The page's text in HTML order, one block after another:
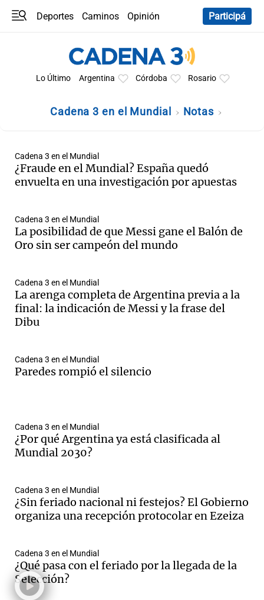
Deportes Caminos
Opinión
Participá
Lo Último Argentina Córdoba Rosario
Cadena 3 en el Mundial Notas
Cadena 3 en el Mundial
¿Fraude en el Mundial? España quedó
envuelta en una investigación por apuestas
Cadena 3 en el Mundial
La posibilidad de que Messi gane el Balón de
Oro sin ser campeón del mundo
Cadena 3 en el Mundial
La arenga completa de Argentina previa a la
final: la indicación de Messi y la frase del
Dibu
Cadena 3 en el Mundial
Paredes rompió el silencio
Cadena 3 en el Mundial
¿Por qué Argentina ya está clasificada al
Mundial 2030?
Cadena 3 en el Mundial
¿Sin feriado nacional ni festejos? El Gobierno
organiza una recepción protocolar en Ezeiza
Cadena 3 en el Mundial
¿Qué pasa con el feriado por la llegada de la
Selección?